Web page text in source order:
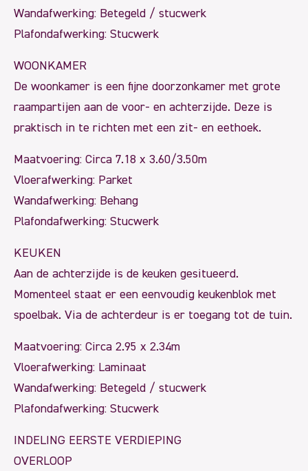
Wandafwerking: Betegeld / stucwerk
Plafondafwerking: Stucwerk
WOONKAMER
De woonkamer is een fijne doorzonkamer met grote
raampartijen aan de voor- en achterzijde. Deze is
praktisch in te richten met een zit- en eethoek.
Maatvoering: Circa 7.18 x 3.60/3.50m
Vloerafwerking: Parket
Wandafwerking: Behang
Plafondafwerking: Stucwerk
KEUKEN
Aan de achterzijde is de keuken gesitueerd.
Momenteel staat er een eenvoudig keukenblok met
spoelbak. Via de achterdeur is er toegang tot de tuin.
Maatvoering: Circa 2.95 x 2.34m
Vloerafwerking: Laminaat
Wandafwerking: Betegeld / stucwerk
Plafondafwerking: Stucwerk
INDELING EERSTE VERDIEPING
OVERLOOP